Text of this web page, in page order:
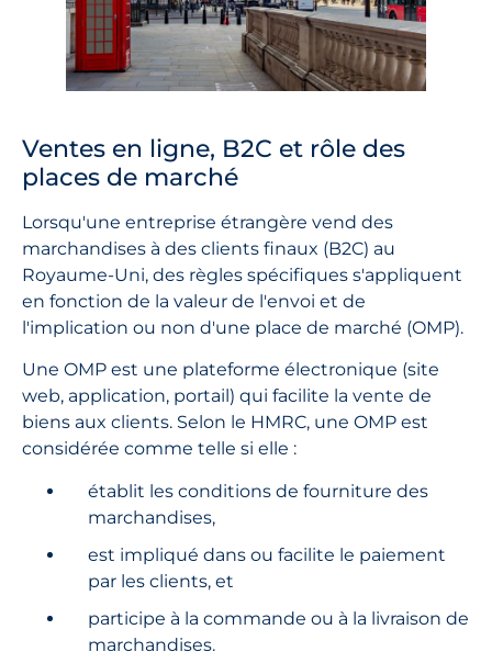
Ventes en ligne, B2C et rôle des
places de marché
Lorsqu'une entreprise étrangère vend des
marchandises à des clients finaux (B2C) au
Royaume-Uni, des règles spécifiques s'appliquent
en fonction de la valeur de l'envoi et de
l'implication ou non d'une place de marché (OMP).
Une OMP est une plateforme électronique (site
web, application, portail) qui facilite la vente de
biens aux clients. Selon le HMRC, une OMP est
considérée comme telle si elle :
établit les conditions de fourniture des
marchandises,
est impliqué dans ou facilite le paiement
par les clients, et
participe à la commande ou à la livraison de
marchandises.